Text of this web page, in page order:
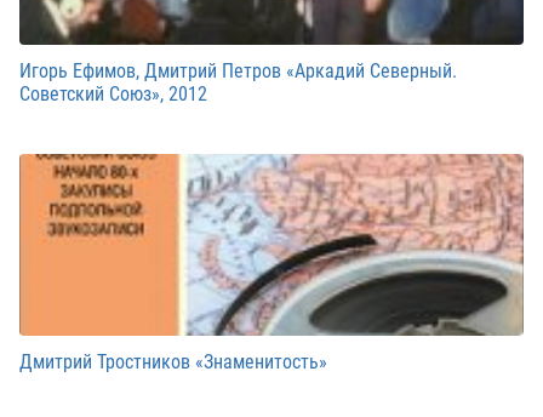
Игорь Ефимов, Дмитрий Петров «Аркадий Северный.
Советский Союз», 2012
Дмитрий Тростников «Знаменитость»